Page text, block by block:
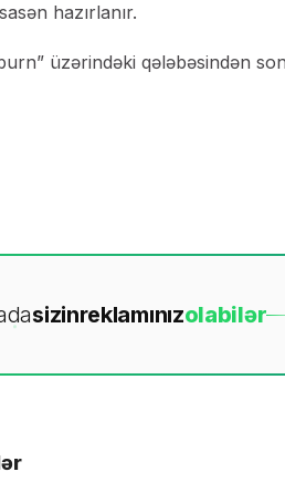
hazırlanır.
üzərindəki qələbəsindən
sizinreklamınızolabilər